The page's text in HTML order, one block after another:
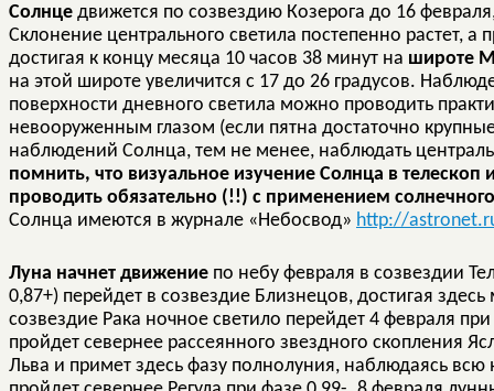
Солнце движется по созвездию Козерога до 16
Склонение центрального светила постепенно растет,
достигая к концу месяца 10 часов 38 минут на широте
на этой широте увеличится с 17 до 26 градусов.
поверхности дневного светила можно проводить
невооруженным глазом (если пятна достаточно
наблюдений Солнца, тем не менее, наблюдать
помнить, что визуальное изучение Солнца в
проводить обязательно (!!) с применением
Солнца имеются в журнале «Небосвод» http://
Луна начнет движение по небу февраля в созвездии
0,87+) перейдет в созвездие Близнецов, достигая
созвездие Рака ночное светило перейдет 4 февраля
пройдет севернее рассеянного звездного скопления
Льва и примет здесь фазу полнолуния, наблюдаясь всю